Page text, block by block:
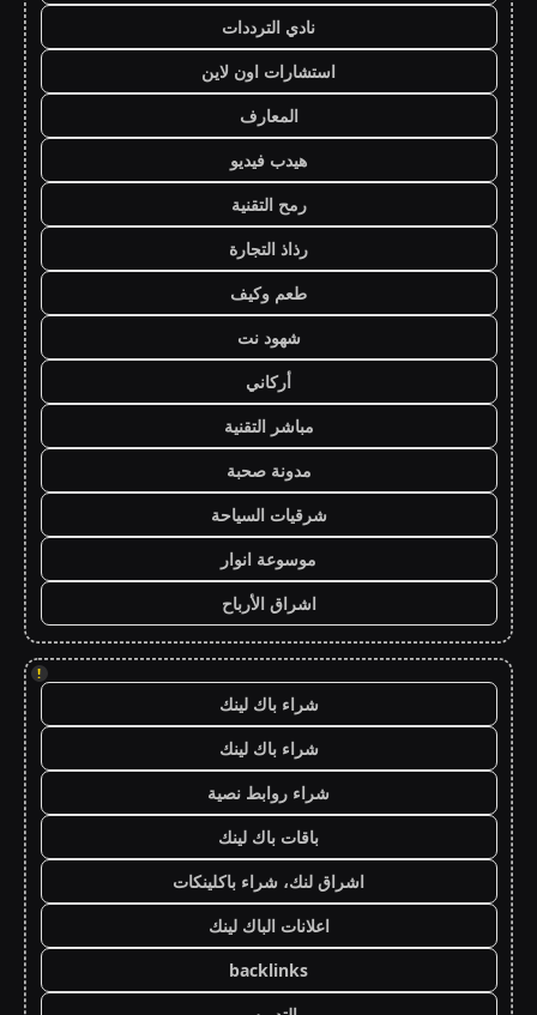
نادي الترددات
استشارات اون لاين
المعارف
هيدب فيديو
رمح التقنية
رذاذ التجارة
طعم وكيف
شهود نت
أركاني
مباشر التقنية
مدونة صحبة
شرقيات السياحة
موسوعة انوار
اشراق الأرباح
!
شراء باك لينك
شراء باك لينك
شراء روابط نصية
باقات باك لينك
اشراق لنك، شراء باكلينكات
اعلانات الباك لينك
backlinks